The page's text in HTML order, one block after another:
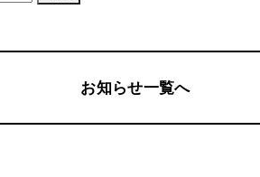
お知らせ一覧へ